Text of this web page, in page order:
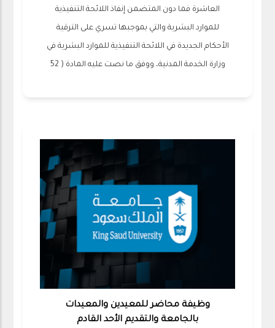
العاشرة فما دون المتضمن إنفاذ اللائحة التنفيذية
للموارد البشرية والتي بموجبها تسري على الترقية
الأحكام الجديدة في اللائحة التنفيذية للموارد البشرية في
وزارة الخدمة المدنية، ووفق ما نصت عليه المادة ( 52
وظيفة محاضر للمعيدين والمعيدات
بالجامعة والتقديم الأحد القادم